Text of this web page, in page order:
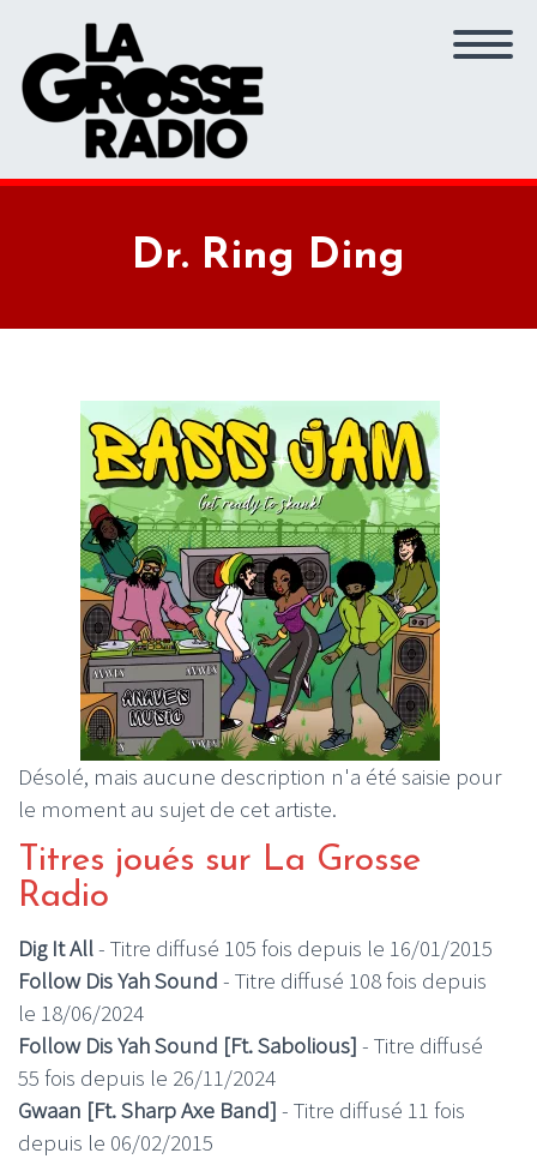
Dr. Ring Ding
Désolé, mais aucune description n'a été saisie pour
le moment au sujet de cet artiste.
Titres joués sur La Grosse
Radio
Dig It All- Titre diffusé 105 fois depuis le 16/01/2015
Follow Dis Yah Sound - Titre diffusé 108 fois depuis
le 18/06/2024
Follow Dis Yah Sound [Ft. Sabolious] - Titre diffusé
55 fois depuis le 26/11/2024
Gwaan [Ft. Sharp Axe Band] - Titre diffusé 11 fois
depuis le 06/02/2015